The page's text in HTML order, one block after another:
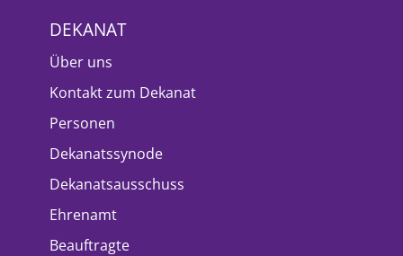
DEKANAT
Über uns
Kontakt zum Dekanat
Personen
Dekanatssynode
Dekanatsausschuss
Ehrenamt
Beauftragte